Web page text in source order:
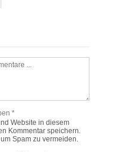
Website in diesem
Kommentar speichern.
Spam zu vermeiden.